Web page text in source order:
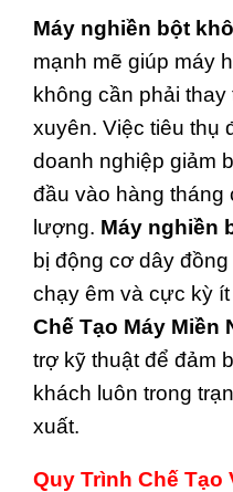
Máy nghiền bột khô
mạnh mẽ giúp máy
không cần phải
xuyên. Việc tiêu thụ
doanh nghiệp giảm
đầu vào hàng tháng
lượng. Máy nghiền
bị động cơ dây
chạy êm và cực kỳ
Chế Tạo Máy Miền
trợ kỹ thuật để đảm
khách luôn trong
xuất.
Quy Trình Chế Tạo